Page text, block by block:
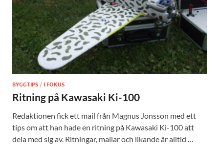
BYGGTIPS / I FOKUS
Ritning på Kawasaki Ki-100
Redaktionen fick ett mail från Magnus Jonsson med ett
tips om att han hade en ritning på Kawasaki Ki-100 att
dela med sig av. Ritningar, mallar och likande är alltid …